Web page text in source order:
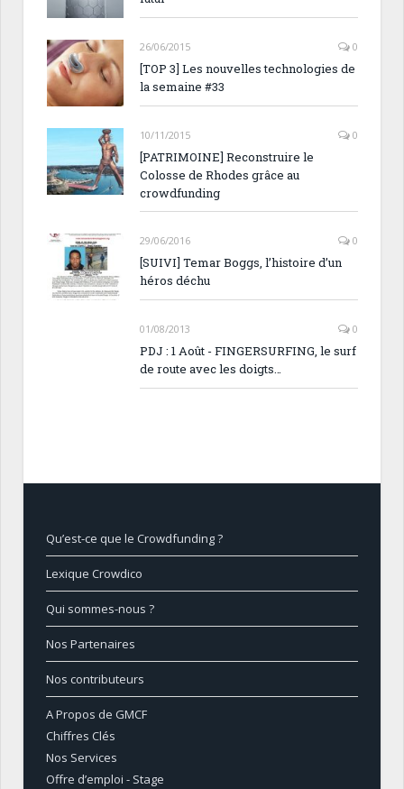
26/06/2015 0
[TOP 3] Les nouvelles technologies de
la semaine #33
10/11/2015 0
[PATRIMOINE] Reconstruire le
Colosse de Rhodes grâce au
crowdfunding
29/06/2016 0
[SUIVI] Temar Boggs, l’histoire d’un
héros déchu
01/08/2013 0
PDJ : 1 Août - FINGERSURFING, le surf
de route avec les doigts…
Qu’est-ce que le Crowdfunding ?
Lexique Crowdico
Qui sommes-nous ?
Nos Partenaires
Nos contributeurs
A Propos de GMCF
Chiffres Clés
Nos Services
Offre d’emploi - Stage